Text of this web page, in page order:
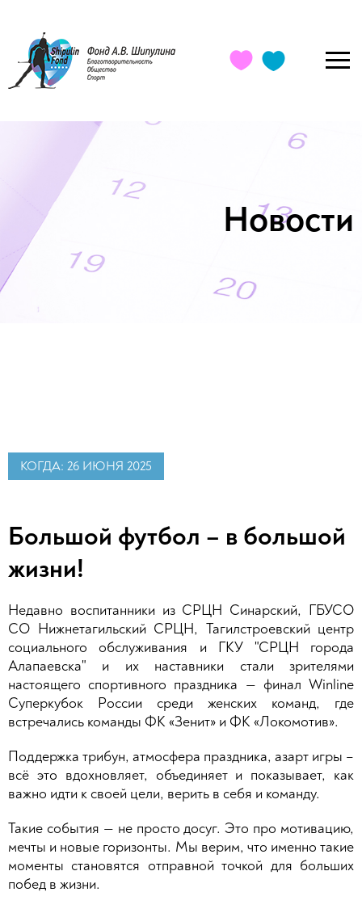
Новости
КОГДА: 26 ИЮНЯ 2025
Большой футбол – в большой
жизни!
Недавно воспитанники из СРЦН Синарский, ГБУСО
СО Нижнетагильский СРЦН, Тагилстроевский центр
социального обслуживания и ГКУ "СРЦН города
Алапаевска" и их наставники стали зрителями
настоящего спортивного праздника — финал Winline
Суперкубок России среди женских команд, где
встречались команды ФК «Зенит» и ФК «Локомотив».
Поддержка трибун, атмосфера праздника, азарт игры –
всё это вдохновляет, объединяет и показывает, как
важно идти к своей цели, верить в себя и команду.
Такие события — не просто досуг. Это про мотивацию,
мечты и новые горизонты. Мы верим, что именно такие
моменты становятся отправной точкой для больших
побед в жизни.